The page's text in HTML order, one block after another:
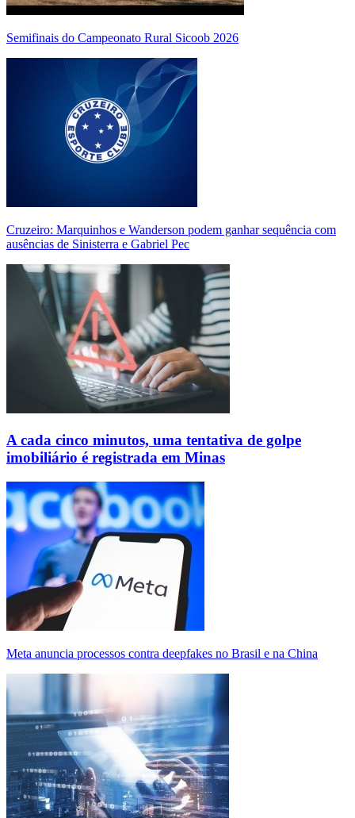
Semifinais do Campeonato Rural Sicoob 2026
Cruzeiro: Marquinhos e Wanderson podem ganhar sequência com
ausências de Sinisterra e Gabriel Pec
A cada cinco minutos, uma tentativa de golpe
imobiliário é registrada em Minas
Meta anuncia processos contra deepfakes no Brasil e na China